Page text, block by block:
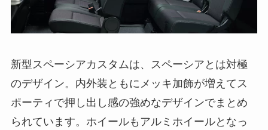
新型スペーシアカスタムは、スペーシアとは対極
のデザイン。内外装ともにメッキ加飾が増えてス
ポーティで押し出し感の強めなデザインでまとめ
られています。ホイールもアルミホイールとなっ